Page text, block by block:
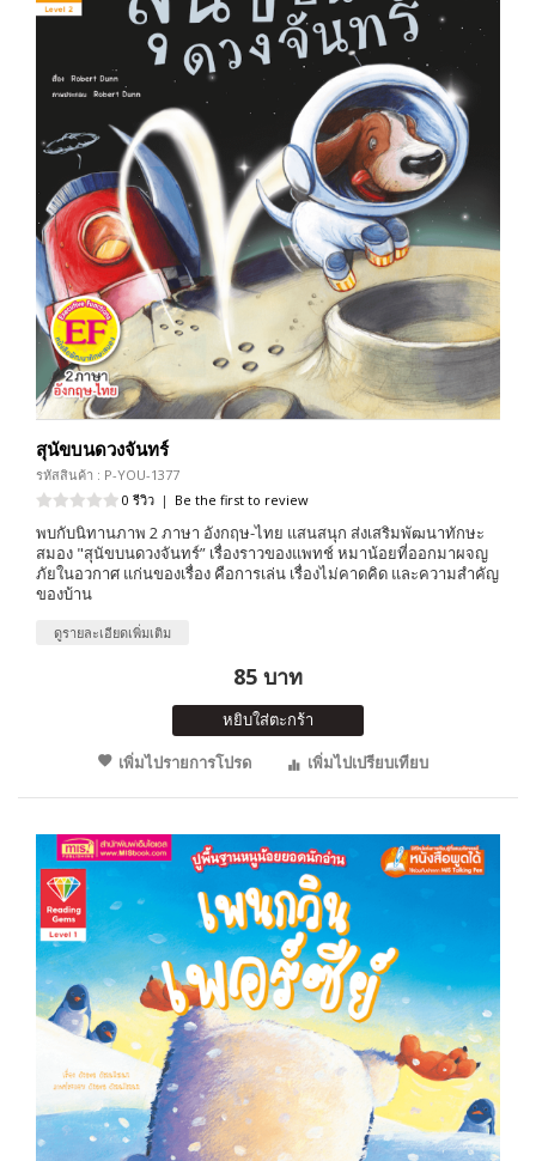
สุนัขบนดวงจันทร์
รหัสสินค้า : P-YOU-1377
0 รีวิว | Be the first to review
พบกับนิทานภาพ 2 ภาษา อังกฤษ-ไทย แสนสนุก ส่งเสริมพัฒนาทักษะ
สมอง "สุนัขบนดวงจันทร์” เรื่องราวของแพทช์ หมาน้อยที่ออกมาผจญ
ภัยในอวกาศ แก่นของเรื่อง คือการเล่น เรื่องไม่คาดคิด และความสำคัญ
ของบ้าน
ดูรายละเอียดเพิ่มเติม
85 บาท
หยิบใส่ตะกร้า
เพิ่มไปรายการโปรด
เพิ่มไปเปรียบเทียบ